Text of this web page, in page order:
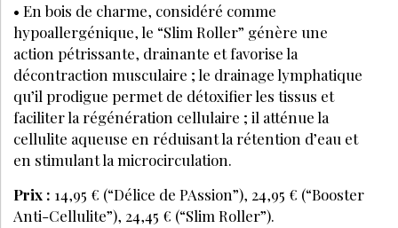
• En bois de charme, considéré comme
hypoallergénique, le “Slim Roller” génère une
action pétrissante, drainante et favorise la
décontraction musculaire ; le drainage lymphatique
qu’il prodigue permet de détoxifier les tissus et
faciliter la régénération cellulaire ; il atténue la
cellulite aqueuse en réduisant la rétention d’eau et
en stimulant la microcirculation.
Prix : 14,95 € (“Délice de PAssion”), 24,95 € (“Booster
Anti-Cellulite”), 24,45 € (“Slim Roller”).